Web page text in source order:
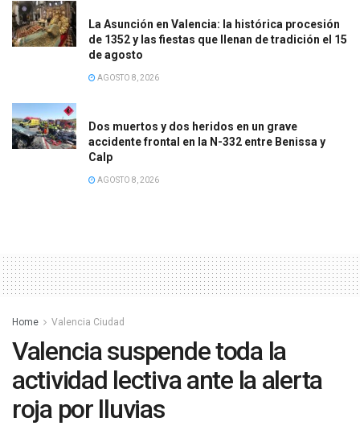
La Asunción en Valencia: la histórica procesión
de 1352 y las fiestas que llenan de tradición el 15
de agosto
AGOSTO 8, 2026
Dos muertos y dos heridos en un grave
accidente frontal en la N-332 entre Benissa y
Calp
AGOSTO 8, 2026
Home Valencia Ciudad
Valencia suspende toda la
actividad lectiva ante la alerta
roja por lluvias